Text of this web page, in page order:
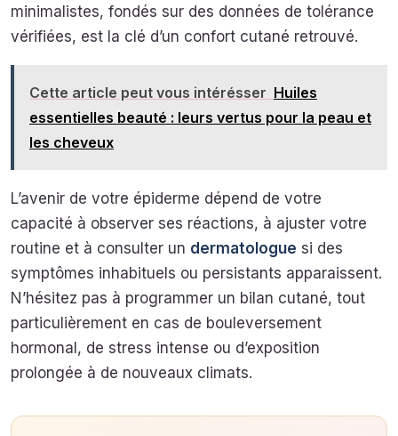
minimalistes, fondés sur des données de tolérance
vérifiées, est la clé d’un confort cutané retrouvé.
Cette article peut vous intérésser Huiles
essentielles beauté : leurs vertus pour la peau et
les cheveux
L’avenir de votre épiderme dépend de votre
capacité à observer ses réactions, à ajuster votre
routine et à consulter un dermatologue si des
symptômes inhabituels ou persistants apparaissent.
N’hésitez pas à programmer un bilan cutané, tout
particulièrement en cas de bouleversement
hormonal, de stress intense ou d’exposition
prolongée à de nouveaux climats.